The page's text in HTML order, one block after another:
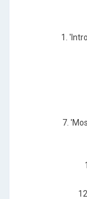
1.
7.